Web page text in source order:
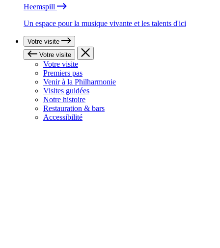
Heemspill
Un espace pour la musique vivante et les talents d'ici
Votre visite
Votre visite
Votre visite
Premiers pas
Venir à la Philharmonie
Visites guidées
Notre histoire
Restauration & bars
Accessibilité